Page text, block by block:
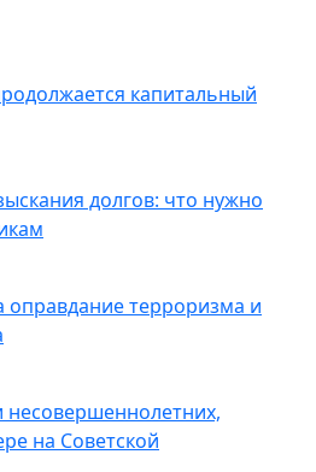
капитальный
долгов: что нужно
оправдание терроризма и
несовершеннолетних,
на Советской